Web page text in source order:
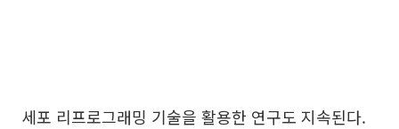
세포 리프로그래밍 기술을 활용한 연구도 지속된다.